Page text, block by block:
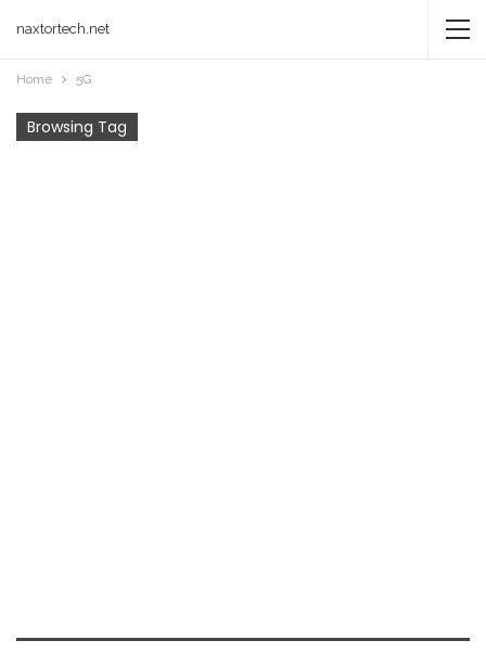
naxtortech.net
Home 5G
Browsing Tag